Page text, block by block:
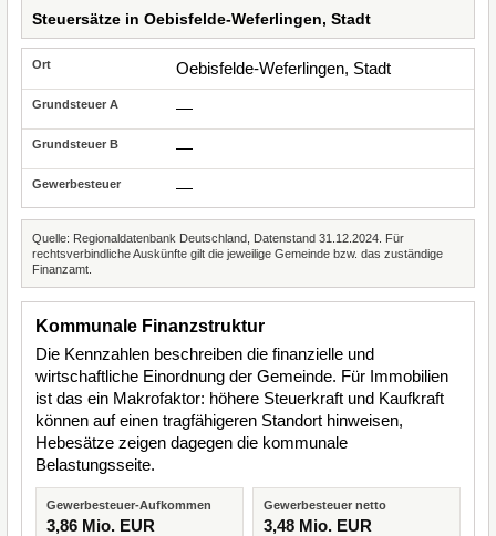
Steuersätze in Oebisfelde-Weferlingen, Stadt
Oebisfelde-Weferlingen, Stadt
—
—
—
Quelle: Regionaldatenbank Deutschland, Datenstand 31.12.2024. Für
rechtsverbindliche Auskünfte gilt die jeweilige Gemeinde bzw. das zuständige
Finanzamt.
Kommunale Finanzstruktur
Die Kennzahlen beschreiben die finanzielle und
wirtschaftliche Einordnung der Gemeinde. Für Immobilien
ist das ein Makrofaktor: höhere Steuerkraft und Kaufkraft
können auf einen tragfähigeren Standort hinweisen,
Hebesätze zeigen dagegen die kommunale
Belastungsseite.
Gewerbesteuer-Aufkommen
3,86 Mio. EUR
Gewerbesteuer netto
3,48 Mio. EUR